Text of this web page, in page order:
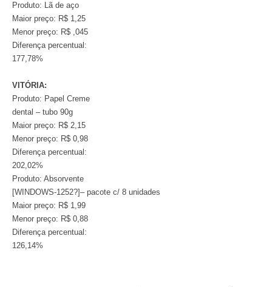
Produto: Lã de aço
Maior preço: R$ 1,25
Menor preço: R$ ,045
Diferença percentual:
177,78%
VITÓRIA:
Produto: Papel Creme
dental – tubo 90g
Maior preço: R$ 2,15
Menor preço: R$ 0,98
Diferença percentual:
202,02%
Produto: Absorvente
[WINDOWS-1252?]– pacote c/ 8 unidades
Maior preço: R$ 1,99
Menor preço: R$ 0,88
Diferença percentual:
126,14%